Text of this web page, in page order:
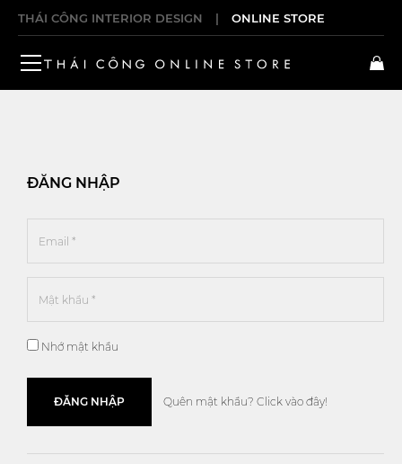
THÁI CÔNG INTERIOR DESIGN | ONLINE STORE
ĐĂNG NHẬP
Nhớ mật khẩu
ĐĂNG NHẬP Quên mật khẩu? Click vào đây!